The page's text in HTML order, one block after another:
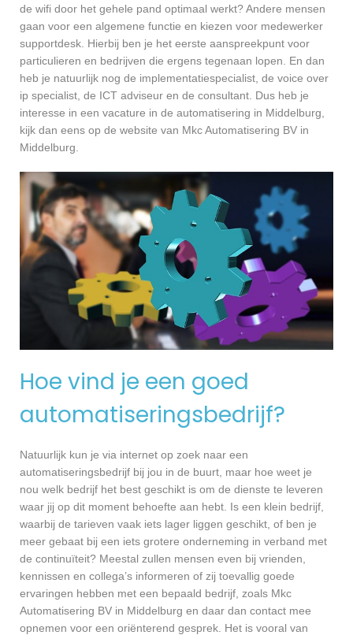
de wifi door het gehele pand optimaal werkt? Andere mensen
gaan voor een algemene functie en kiezen voor medewerker
supportdesk. Hierbij ben je het eerste aanspreekpunt voor
particulieren en bedrijven die ergens tegenaan lopen. En dan
heb je natuurlijk nog de implementatiespecialist, de voice over
ip specialist, de ICT adviseur en de consultant. Dus heb je
interesse in een vacature in de automatisering in Middelburg,
kijk dan eens op de website van Mkc Automatisering BV in
Middelburg.
Hoe vind je een goed
automatiseringsbedrijf?
Natuurlijk kun je via internet op zoek naar een
automatiseringsbedrijf bij jou in de buurt, maar hoe weet je
nou welk bedrijf het best geschikt is om de dienste te leveren
waar jij op dit moment behoefte aan hebt. Is een klein bedrijf,
waarbij de tarieven vaak iets lager liggen geschikt, of ben je
meer gebaat bij een iets grotere onderneming in verband met
de continuïteit? Meestal zullen mensen even bij vrienden,
kennissen en collega’s informeren of zij toevallig goede
ervaringen hebben met een bepaald bedrijf, zoals Mkc
Automatisering BV in Middelburg en daar dan contact mee
opnemen voor een oriënterend gesprek. Het is vooral van